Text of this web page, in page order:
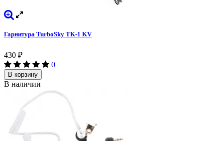
Гарнитура TurboSky TK-1 KV
430 ₽
0
В корзину
В наличии